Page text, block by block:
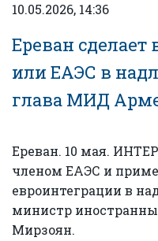
10.05.2026, 14:36
Ереван сделает
или ЕАЭС в
глава МИД
Ереван. 10 мая.
членом ЕАЭС и
евроинтеграции в
министр
Мирзоян.